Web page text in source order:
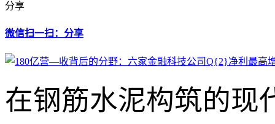
分享
微信扫一扫：分享
在钢筋水泥构筑的现